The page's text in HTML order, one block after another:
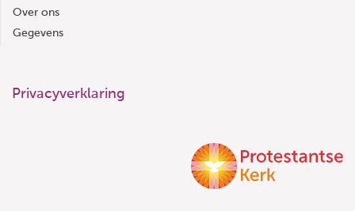
Over ons
Gegevens
Privacyverklaring